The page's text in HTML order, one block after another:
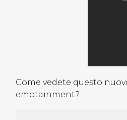
Come vedete questo
emotainment?